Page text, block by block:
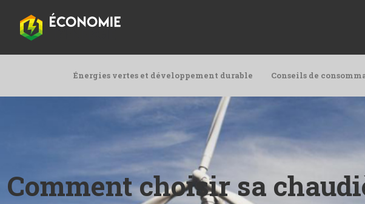
Énergies vertes et développement durable Conseils de
Comment choisir sa